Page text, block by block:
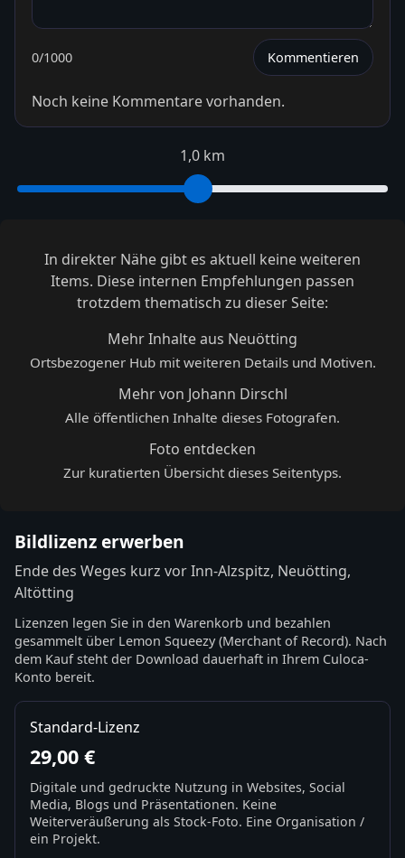
0/1000 Kommentieren
Noch keine Kommentare vorhanden.
1,0 km
In direkter Nähe gibt es aktuell keine weiteren
Items. Diese internen Empfehlungen passen
trotzdem thematisch zu dieser Seite:
Mehr Inhalte aus Neuötting
Ortsbezogener Hub mit weiteren Details und Motiven.
Mehr von Johann Dirschl
Alle öffentlichen Inhalte dieses Fotografen.
Foto entdecken
Zur kuratierten Übersicht dieses Seitentyps.
Bildlizenz erwerben
Ende des Weges kurz vor Inn-Alzspitz, Neuötting,
Altötting
Lizenzen legen Sie in den Warenkorb und bezahlen
gesammelt über Lemon Squeezy (Merchant of Record). Nach
dem Kauf steht der Download dauerhaft in Ihrem Culoca-
Konto bereit.
Standard-Lizenz
29,00 €
Digitale und gedruckte Nutzung in Websites, Social
Media, Blogs und Präsentationen. Keine
Weiterveräußerung als Stock-Foto. Eine Organisation /
ein Projekt.